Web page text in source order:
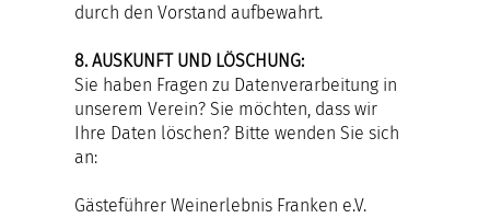
durch den Vorstand aufbewahrt.
8. AUSKUNFT UND LÖSCHUNG:
Sie haben Fragen zu Datenverarbeitung in
unserem Verein? Sie möchten, dass wir
Ihre Daten löschen? Bitte wenden Sie sich
an:
Gästeführer Weinerlebnis Franken e.V.